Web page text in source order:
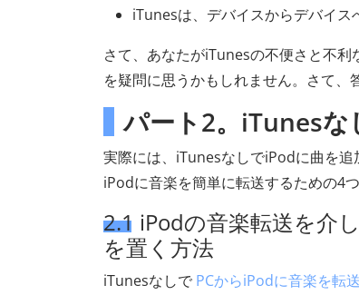
iTunesは、デバイスからデバイス
さて、あなたがiTunesの不便さと不
を疑問に思うかもしれません。さて、
パート2。iTunesな
実際には、iTunesなしでiPodに曲を
iPodに音楽を簡単に転送するための4
2.1 iPodの音楽転送を介
を置く方法
iTunesなしで PCからiPodに音楽を転